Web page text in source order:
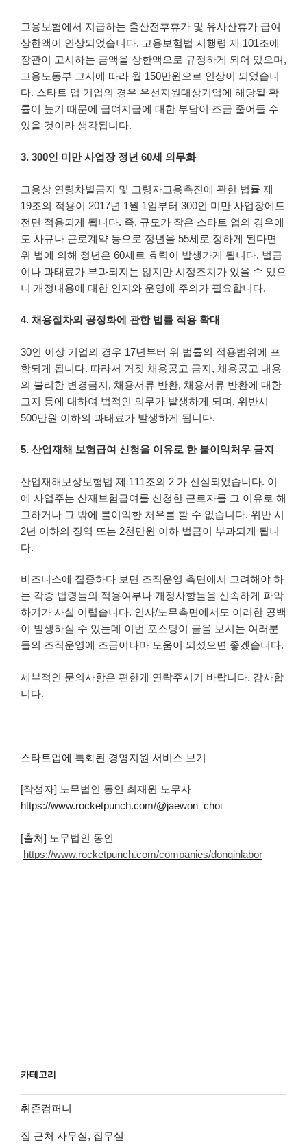
고용보험에서 지급하는 출산전후휴가 및 유사산휴가 급여
상한액이 인상되었습니다. 고용보험법 시행령 제 101조에
장관이 고시하는 금액을 상한액으로 규정하게 되어 있으며,
고용노동부 고시에 따라 월 150만원으로 인상이 되었습니
다. 스타트 업 기업의 경우 우선지원대상기업에 해당될 확
률이 높기 때문에 급여지급에 대한 부담이 조금 줄어들 수
있을 것이라 생각됩니다.
3. 300인 미만 사업장 정년 60세 의무화
고용상 연령차별금지 및 고령자고용촉진에 관한 법률 제
19조의 적용이 2017년 1월 1일부터 300인 미만 사업장에도
전면 적용되게 됩니다. 즉, 규모가 작은 스타트 업의 경우에
도 사규나 근로계약 등으로 정년을 55세로 정하게 된다면
위 법에 의해 정년은 60세로 효력이 발생가게 됩니다. 벌금
이나 과태료가 부과되지는 않지만 시정조치가 있을 수 있으
니 개정내용에 대한 인지와 운영에 주의가 필요합니다.
4. 채용절차의 공정화에 관한 법률 적용 확대
30인 이상 기업의 경우 17년부터 위 법률의 적용범위에 포
함되게 됩니다. 따라서 거짓 채용공고 금지, 채용공고 내용
의 불리한 변경금지, 채용서류 반환, 채용서류 반환에 대한
고지 등에 대하여 법적인 의무가 발생하게 되며, 위반시
500만원 이하의 과태료가 발생하게 됩니다.
5. 산업재해 보험급여 신청을 이유로 한 불이익처우 금지
산업재해보상보험법 제 111조의 2 가 신설되었습니다. 이
에 사업주는 산재보험급여를 신청한 근로자를 그 이유로 해
고하거나 그 밖에 불이익한 처우를 할 수 없습니다. 위반 시
2년 이하의 징역 또는 2천만원 이하 벌금이 부과되게 됩니
다.
비즈니스에 집중하다 보면 조직운영 측면에서 고려해야 하
는 각종 법령들의 적용여부나 개정사항들을 신속하게 파악
하기가 사실 어렵습니다. 인사/노무측면에서도 이러한 공백
이 발생하실 수 있는데 이번 포스팅이 글을 보시는 여러분
들의 조직운영에 조금이나마 도움이 되셨으면 좋겠습니다.
세부적인 문의사항은 편한게 연락주시기 바랍니다. 감사합
니다.
스타트업에 특화된 경영지원 서비스 보기
[작성자] 노무법인 동인 최재원 노무사
https://www.rocketpunch.com/@jaewon_choi
[출처] 노무법인 동인
https://www.rocketpunch.com/companies/donginlabor
카테고리
취준컴퍼니
집 근처 사무실, 집무실